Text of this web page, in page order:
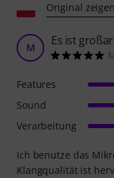
Original zeigen
M Es ist
Ich benutze das
Klangqualität ist
Features
Sound
Verarbeitung